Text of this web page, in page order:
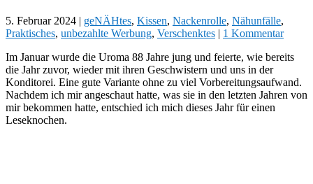
5. Februar 2024 | geNÄHtes, Kissen, Nackenrolle, Nähunfälle,
Praktisches, unbezahlte Werbung, Verschenktes | 1 Kommentar
Im Januar wurde die Uroma 88 Jahre jung und feierte, wie bereits
die Jahr zuvor, wieder mit ihren Geschwistern und uns in der
Konditorei. Eine gute Variante ohne zu viel Vorbereitungsaufwand.
Nachdem ich mir angeschaut hatte, was sie in den letzten Jahren von
mir bekommen hatte, entschied ich mich dieses Jahr für einen
Leseknochen.